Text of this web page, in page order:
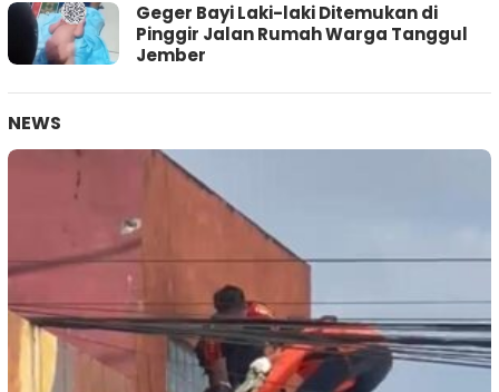
Geger Bayi Laki-laki Ditemukan di
Pinggir Jalan Rumah Warga Tanggul
Jember
NEWS